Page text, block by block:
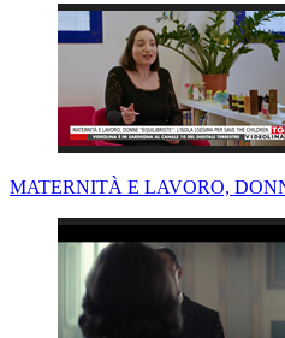
MATERNITÀ E LAVORO,